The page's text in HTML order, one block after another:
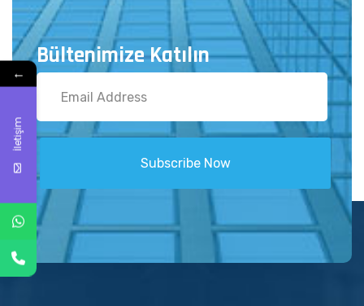
Bültenimize Katılın
Subscribe Now
←
İletişim